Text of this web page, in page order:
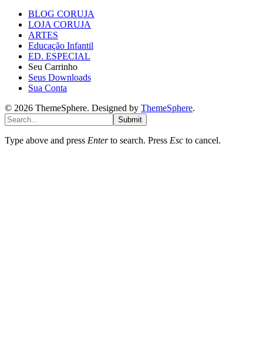
BLOG CORUJA
LOJA CORUJA
ARTES
Educação Infantil
ED. ESPECIAL
Seu Carrinho
Seus Downloads
Sua Conta
© 2026 ThemeSphere. Designed by ThemeSphere.
Submit
Type above and press Enterto search. Press Esc to cancel.